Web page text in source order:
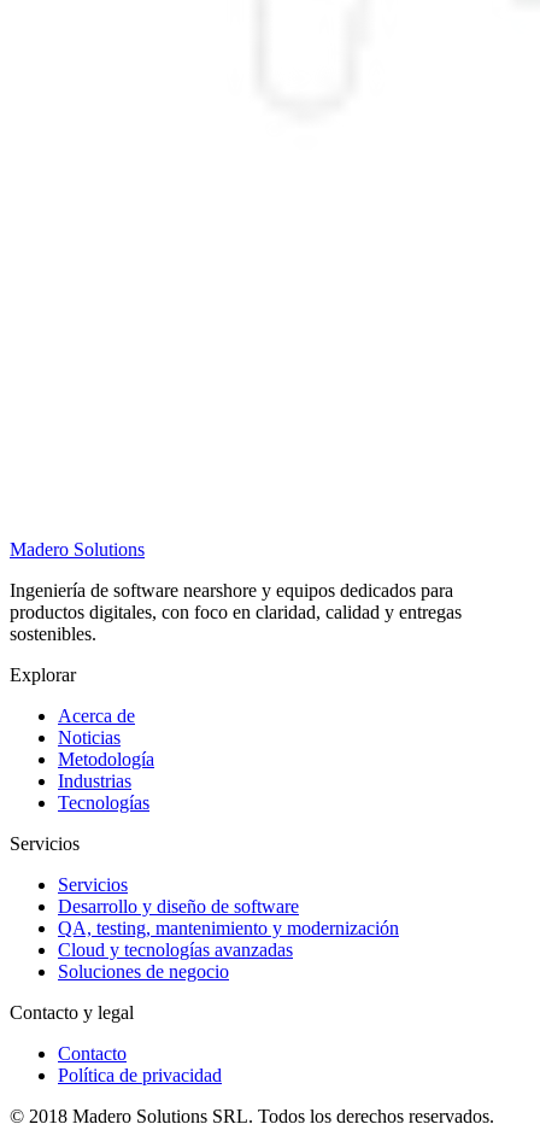
Madero Solutions
Ingeniería de software nearshore y equipos dedicados para
productos digitales, con foco en claridad, calidad y entregas
sostenibles.
Explorar
Acerca de
Noticias
Metodología
Industrias
Tecnologías
Servicios
Servicios
Desarrollo y diseño de software
QA, testing, mantenimiento y modernización
Cloud y tecnologías avanzadas
Soluciones de negocio
Contacto y legal
Contacto
Política de privacidad
© 2018 Madero Solutions SRL. Todos los derechos reservados.